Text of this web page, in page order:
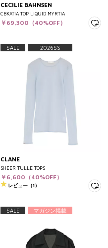
CECILIE BAHNSEN
CBKATIA TOP LIQUID MYRTIA
￥69,300（40%OFF）
SALE 2026SS
CLANE
SHEER TULLE TOPS
￥6,600（40%OFF）
レビュー（1）
SALE マガジン掲載